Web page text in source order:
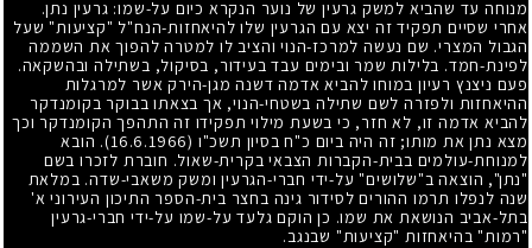
מנוחה עד שהביא למשק גרעין של נוער הנקרא כיום על-שמו: גרעין נתן.
אחרי שסיים תפקיד זה יצא עם הגרעין שלו להיאחזות-הנח"ל "קציעות" שעל
הגבול המצרי. שם נעשה למרכז-הנוי והציב לו למטרה להפוך את השממה
לפינת-חמד. בלילות שמר ובימים עבד בעידור, בסיקול, בשתילה ובהשקאה.
פעם ניצנץ רעיון במוחו להביא אדמה דשנה מגן-הירק אשר למרגלות
ההיאחזות ולפזרה לשם שתילה בשטחי-הנוי, אך בצאתו בבוקר בקומנדקר
להביא אדמה זו, לא חזר, כי בשעת מילוי תפקידו זה התהפך הקומנדקר וכך
מצא נתן את מותו; זה היה ביום כ"ח בסיון תשכ"ו (16.6.1966)
. הובא
למנוחת-עולמים בבית-הקברות הצבאי בקרית-שאול. חוברת לזכרו בשם
"נתן", הוצאה ב"שלושים" על-ידי חברי-הגרעין ומשק משאבי-שדה. במלאת
שנה לנפלו תרמו ההורים לסידור גינה בחצר בית-הספר התיכון העירוני א'
בתל-אביב הנושאת את שמו. כן הוקם גלעד על-שמו על-ידי חברי-גרעין
"רמות" בהיאחזות "קציעות" שבנגב.